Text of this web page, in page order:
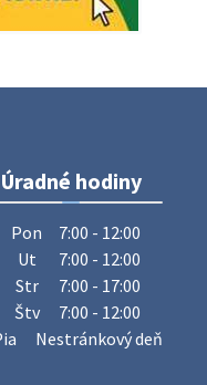
stredu 29. júla 2026
Pracovníci Obecného
a zbierať
Úradné hodiny
Pon
7:00 - 12:00
Ut
7:00 - 12:00
Str
7:00 - 17:00
Štv
7:00 - 12:00
Nestránkový deň